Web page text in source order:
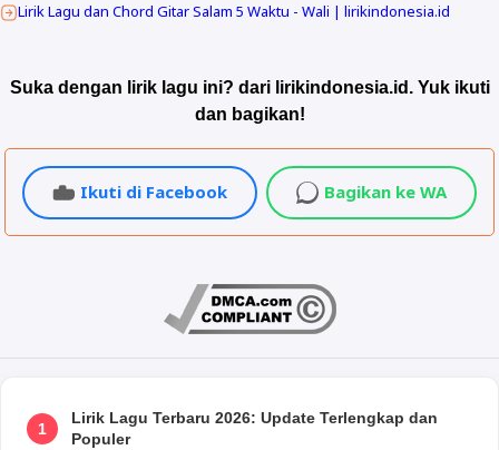
Lirik Lagu dan Chord Gitar Salam 5 Waktu - Wali | lirikindonesia.id
Suka dengan lirik lagu ini? dari lirikindonesia.id. Yuk ikuti
dan bagikan!
Ikuti di Facebook Bagikan ke WA
1
Lirik Lagu Terbaru 2026: Update Terlengkap dan
Populer